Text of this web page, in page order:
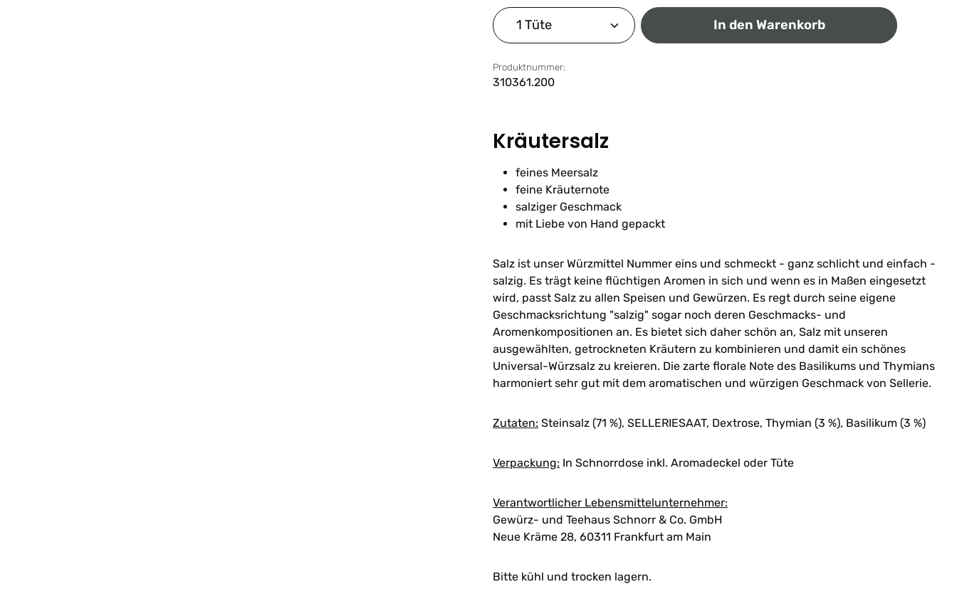
Produkt Anzahl: Gib den gewünschten Wert ein oder
In den Warenkorb
Produktnummer:
310361.200
Kräutersalz
feines Meersalz
feine Kräuternote
salziger Geschmack
mit Liebe von Hand gepackt
Salz ist unser Würzmittel Nummer eins und schmeckt - ganz schlicht und einfach -
salzig. Es trägt keine flüchtigen Aromen in sich und wenn es in Maßen eingesetzt
wird, passt Salz zu allen Speisen und Gewürzen. Es regt durch seine eigene
Geschmacksrichtung "salzig" sogar noch deren Geschmacks- und
Aromenkompositionen an. Es bietet sich daher schön an, Salz mit unseren
ausgewählten, getrockneten Kräutern zu kombinieren und damit ein schönes
Universal-Würzsalz zu kreieren. Die zarte florale Note des Basilikums und Thymians
harmoniert sehr gut mit dem aromatischen und würzigen Geschmack von Sellerie.
Zutaten: Steinsalz (71 %), SELLERIESAAT, Dextrose, Thymian (3 %), Basilikum (3 %)
Verpackung: In Schnorrdose inkl. Aromadeckel oder Tüte
Verantwortlicher Lebensmittelunternehmer:
Gewürz- und Teehaus Schnorr & Co. GmbH
Neue Kräme 28, 60311 Frankfurt am Main
Bitte kühl und trocken lagern.